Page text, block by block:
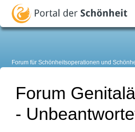
Forum für Schönheitsoperationen und
Forum
-